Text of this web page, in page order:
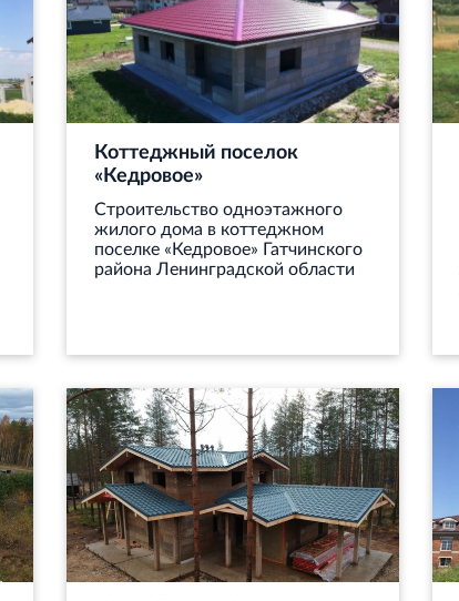
Коттеджный поселок
«Кедровое»
Строительство одноэтажного
жилого дома в коттеджном
поселке «Кедровое» Гатчинского
района Ленинградской области